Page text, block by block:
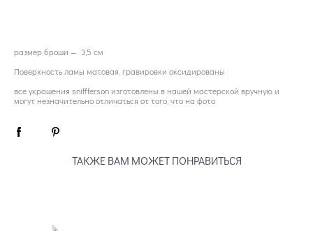
размер броши — 3,5 см
Поверхность ламы матовая, гравировки оксидированы
все украшения sniffferson изготовлены в нашей мастерской вручную и
могут незначительно отличаться от того, что на фото
ТАКЖЕ ВАМ МОЖЕТ ПОНРАВИТЬСЯ